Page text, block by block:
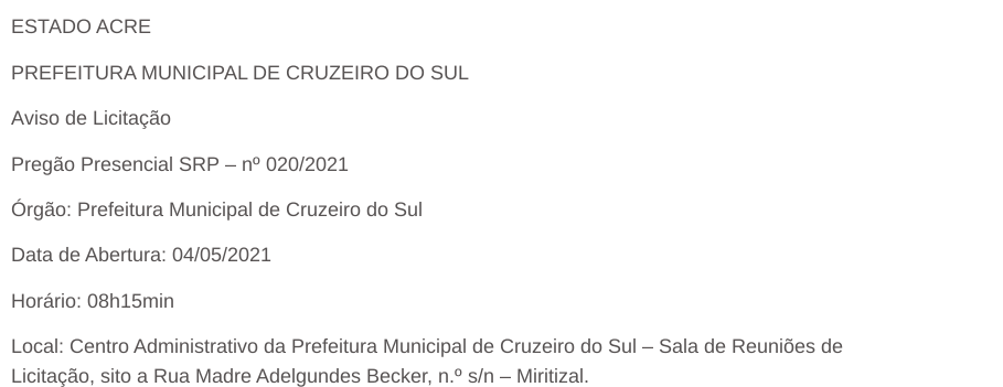
ESTADO ACRE
PREFEITURA MUNICIPAL DE CRUZEIRO DO SUL
Aviso de Licitação
Pregão Presencial SRP – nº 020/2021
Órgão: Prefeitura Municipal de Cruzeiro do Sul
Data de Abertura: 04/05/2021
Horário: 08h15min
Local: Centro Administrativo da Prefeitura Municipal de Cruzeiro do Sul – Sala de Reuniões de
Licitação, sito a Rua Madre Adelgundes Becker, n.º s/n – Miritizal.